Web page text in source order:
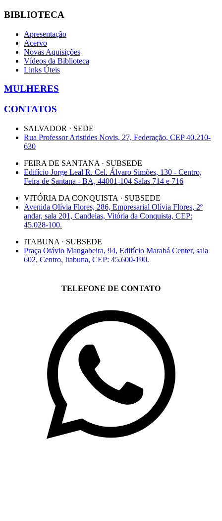
BIBLIOTECA
Apresentação
Acervo
Novas Aquisições
Vídeos da Biblioteca
Links Úteis
MULHERES
CONTATOS
SALVADOR · SEDE
Rua Professor Aristides Novis, 27, Federação, CEP 40.210-
630
FEIRA DE SANTANA · SUBSEDE
Edifício Jorge Leal R. Cel. Álvaro Simões, 130 - Centro,
Feira de Santana - BA, 44001-104 Salas 714 e 716
VITÓRIA DA CONQUISTA · SUBSEDE
Avenida Olívia Flores, 286, Empresarial Olívia Flores, 2º
andar, sala 201, Candeias, Vitória da Conquista, CEP:
45.028-100.
ITABUNA · SUBSEDE
Praça Otávio Mangabeira, 94, Edifício Marabá Center, sala
602, Centro, Itabuna, CEP: 45.600-190.
TELEFONE DE CONTATO